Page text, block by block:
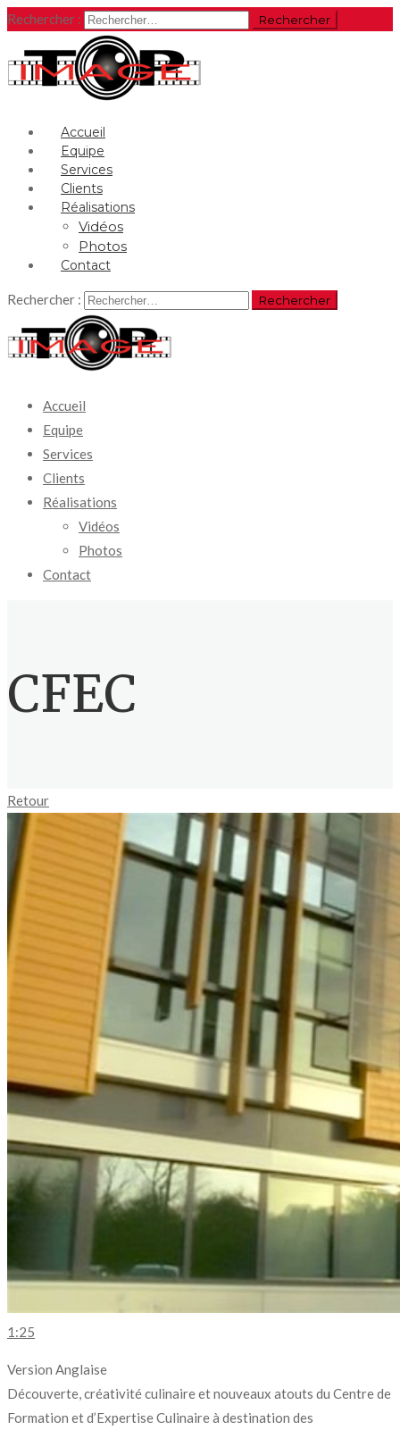
Rechercher :
Accueil
Equipe
Services
Clients
Réalisations
Vidéos
Photos
Contact
Rechercher :
Accueil
Equipe
Services
Clients
Réalisations
Vidéos
Photos
Contact
CFEC
Retour
1:25
Version Anglaise
Découverte, créativité culinaire et nouveaux atouts du Centre de
Formation et d’Expertise Culinaire à destination des